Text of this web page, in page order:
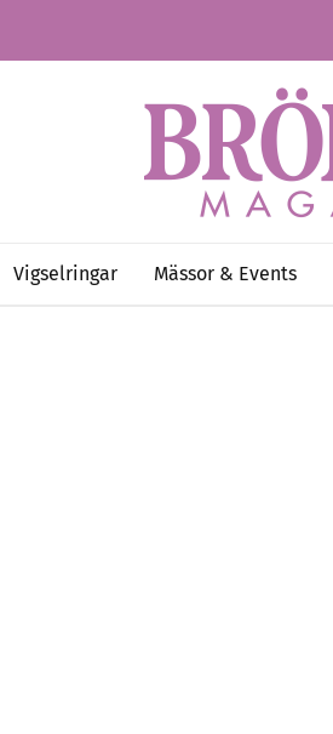
Vigselringar Mässor & Events